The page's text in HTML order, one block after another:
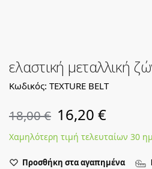
ελαστική μεταλλική
Κωδικός: TEXTURE BELT
18,00€ 16,20 €
Χαμηλότερη τιμή τελευταίων 30
Προσθήκη στα αγαπημένα